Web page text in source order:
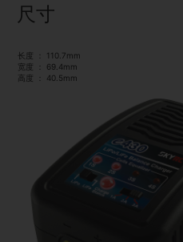
尺寸
长度 ： 110.7mm
宽度 ： 69.4mm
高度 ： 40.5mm